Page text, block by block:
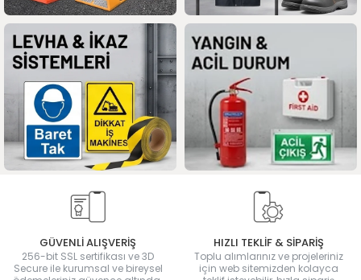
GÜVENLİ ALIŞVERİŞ
256-bit SSL sertifikası ve 3D
Secure ile kurumsal ve bireysel
HIZLI TEKLİF & SİPARİŞ
Toplu alımlarınız ve projeleriniz
için web sitemizden kolayca